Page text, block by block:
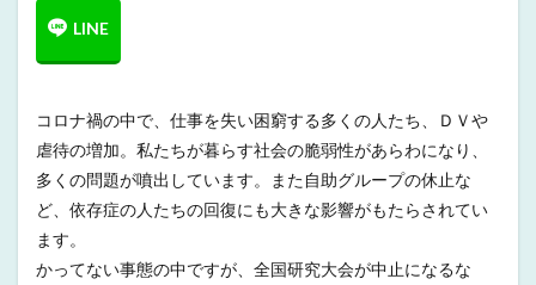
コロナ禍の中で、仕事を失い困窮する多くの人たち、ＤＶや
虐待の増加。私たちが暮らす社会の脆弱性があらわになり、
多くの問題が噴出しています。また自助グループの休止な
ど、依存症の人たちの回復にも大きな影響がもたらされてい
ます。
かってない事態の中ですが、全国研究大会が中止になるな